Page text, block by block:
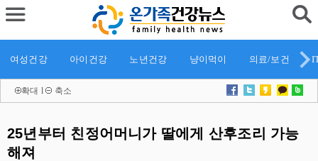
여성건강 아이건강 노년건강 냥이먹이 의료/보건
확대 l 축소
25년부터 친정어머니가 딸에게 산후조리 가능
해져